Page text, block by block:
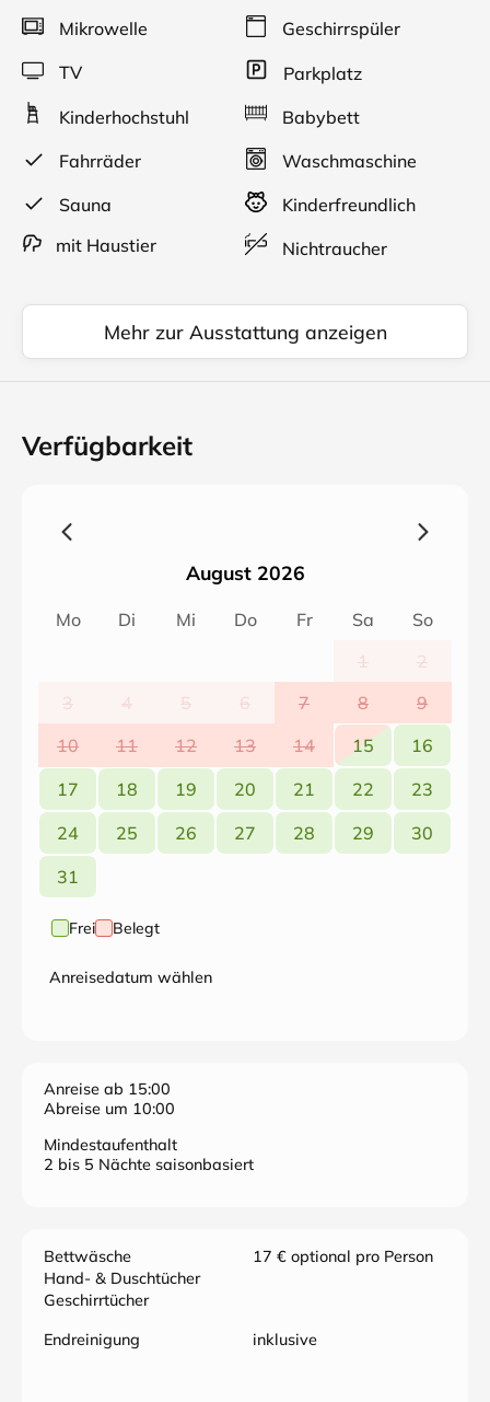
Mikrowelle
Geschirrspüler
TV
Parkplatz
Kinderhochstuhl
Babybett
Fahrräder
Waschmaschine
Sauna
Kinderfreundlich
mit Haustier
Nichtraucher
Mehr zur Ausstattung anzeigen
Verfügbarkeit
August 2026
Mo Di Mi Do Fr Sa
So
1
2
3
4 5 6 7 8
9
10
11 12 13 14 15
16
17
18 19 20 21 22
23
24
25 26 27 28 29
30
31
Frei Belegt
Anreisedatum wählen
Anreise ab 15:00
Abreise um 10:00
Mindestaufenthalt
2 bis 5 Nächte saisonbasiert
Bettwäsche
Hand- & Duschtücher
Geschirrtücher
17 € optional pro Person
Endreinigung inklusive